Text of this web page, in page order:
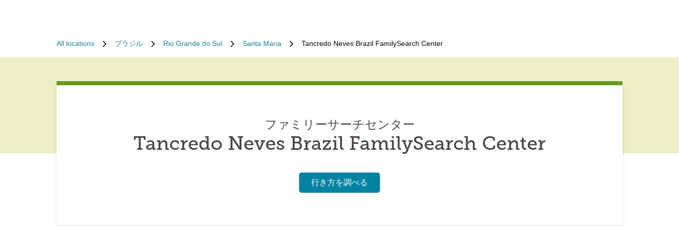
All locations ブラジル Rio Grande do Sul Santa Maria Tancredo Neves Brazil FamilySearch Center
ファミリーサーチセンター
Tancredo Neves Brazil FamilySearch Center
行き方を調べる